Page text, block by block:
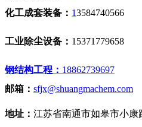
化工成套装备： 13584740566
工业除尘设备： 15371779658
钢结构工程： 18862739697
邮箱： sfjx@shuangmachem.com
地址： 江苏省南通市如皋市小康